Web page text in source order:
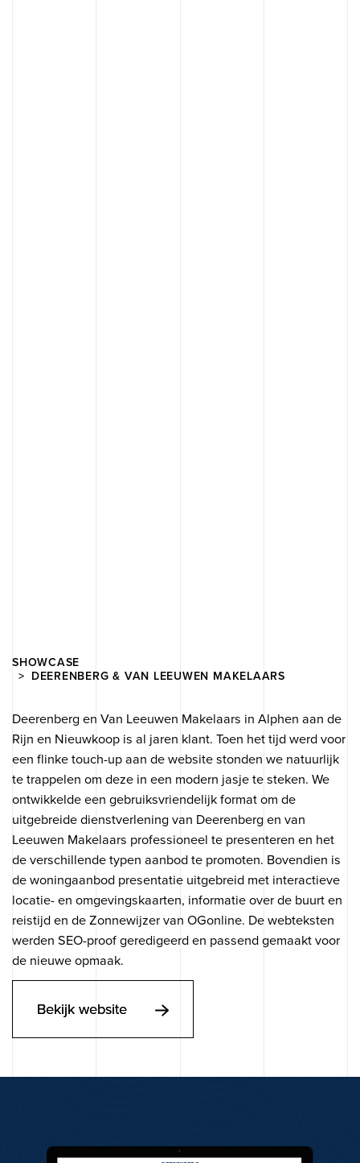
SHOWCASE
DEERENBERG & VAN LEEUWEN MAKELAARS
Deerenberg en Van Leeuwen Makelaars in Alphen aan de
Rijn en Nieuwkoop is al jaren klant. Toen het tijd werd voor
een flinke touch-up aan de website stonden we natuurlijk
te trappelen om deze in een modern jasje te steken. We
ontwikkelde een gebruiksvriendelijk format om de
uitgebreide dienstverlening van Deerenberg en van
Leeuwen Makelaars professioneel te presenteren en het
de verschillende typen aanbod te promoten. Bovendien is
de woningaanbod presentatie uitgebreid met interactieve
locatie- en omgevingskaarten, informatie over de buurt en
reistijd en de Zonnewijzer van OGonline. De webteksten
werden SEO-proof geredigeerd en passend gemaakt voor
de nieuwe opmaak.
Bekijk website